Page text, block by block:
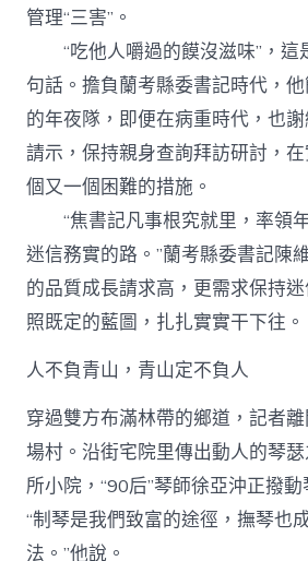
管理“三害”。
“吃他人嚼過的饃沒滋味”，這
句話。擔負蘭考縣委書記時代，
的年夜隊，即便在病重時代，也
請示，保持親身查詢拜訪研討，
個又一個困難的措施。
“焦書記凡事根究就里，率領
迷信務實的路。”蘭考縣委書記陳
的品質成長請求高，更需求保持
照既定的藍圖，扎扎實實干下往。
人不負青山，青山定不負人
穿過雙方布滿林帶的鄉道，記者
場村。沿街宅院里傳出動人的琴
所小院，“90后”琴師徐亞沖正撥
“制琴是我們致富的途徑，撫琴也
法。”他說。